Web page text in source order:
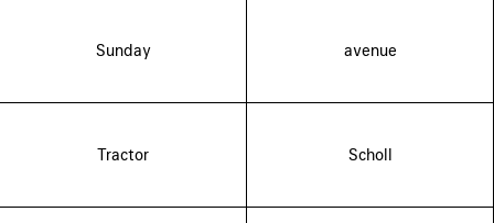
Sunday avenue
Tractor Scholl